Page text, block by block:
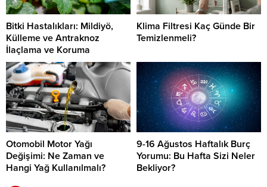
Bitki Hastalıkları: Mildiyö,
Külleme ve Antraknoz
İlaçlama ve Koruma
Klima Filtresi Kaç Günde Bir
Temizlenmeli?
Otomobil Motor Yağı
Değişimi: Ne Zaman ve
Hangi Yağ Kullanılmalı?
9-16 Ağustos Haftalık Burç
Yorumu: Bu Hafta Sizi Neler
Bekliyor?